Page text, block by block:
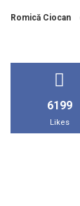
Romică Ciocan
6199
Likes